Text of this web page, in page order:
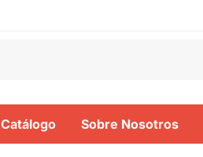
Catálogo Sobre Nosotros